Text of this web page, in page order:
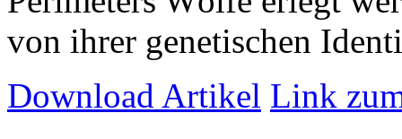
von ihrer genetischen
Download Artikel Link